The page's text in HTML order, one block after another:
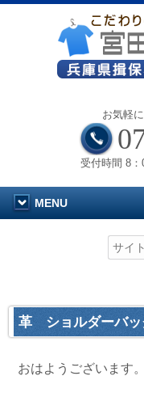
お気軽
受付時間 8：
MENU
革 ショルダーバ
おはようございます。